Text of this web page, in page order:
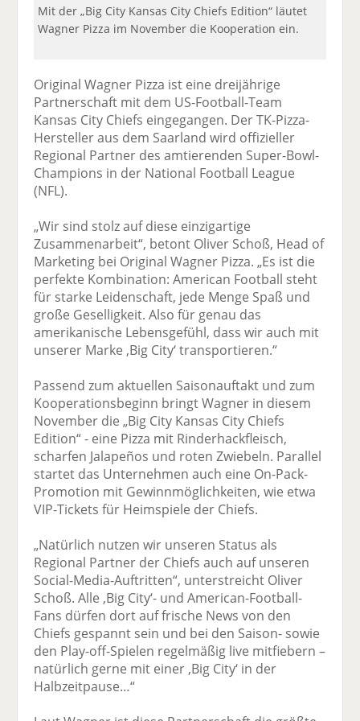
Mit der „Big City Kansas City Chiefs Edition“ läutet
Wagner Pizza im November die Kooperation ein.
Original Wagner Pizza ist eine dreijährige
Partnerschaft mit dem US-Football-Team
Kansas City Chiefs eingegangen. Der TK-Pizza-
Hersteller aus dem Saarland wird offizieller
Regional Partner des amtierenden Super-Bowl-
Champions in der National Football League
(NFL).
„Wir sind stolz auf diese einzigartige
Zusammenarbeit“, betont Oliver Schoß, Head of
Marketing bei Original Wagner Pizza. „Es ist die
perfekte Kombination: American Football steht
für starke Leidenschaft, jede Menge Spaß und
große Geselligkeit. Also für genau das
amerikanische Lebensgefühl, dass wir auch mit
unserer Marke ‚Big City‘ transportieren.“
Passend zum aktuellen Saisonauftakt und zum
Kooperationsbeginn bringt Wagner in diesem
November die „Big City Kansas City Chiefs
Edition“ - eine Pizza mit Rinderhackfleisch,
scharfen Jalapeños und roten Zwiebeln. Parallel
startet das Unternehmen auch eine On-Pack-
Promotion mit Gewinnmöglichkeiten, wie etwa
VIP-Tickets für Heimspiele der Chiefs.
„Natürlich nutzen wir unseren Status als
Regional Partner der Chiefs auch auf unseren
Social-Media-Auftritten“, unterstreicht Oliver
Schoß. Alle ‚Big City‘- und American-Football-
Fans dürfen dort auf frische News von den
Chiefs gespannt sein und bei den Saison- sowie
den Play-off-Spielen regelmäßig live mitfiebern –
natürlich gerne mit einer ‚Big City‘ in der
Halbzeitpause…“